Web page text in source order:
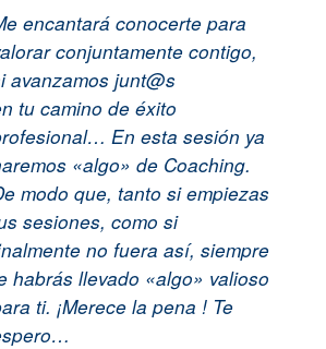
encantará conocerte para
conjuntamente contigo,
avanzamos junt@s
tu camino de éxito
En esta sesión ya
«algo» de Coaching.
modo que, tanto si empiezas
sesiones, como si
no fuera así, siempre
habrás llevado «algo» valioso
ti. ¡Merece la pena ! Te